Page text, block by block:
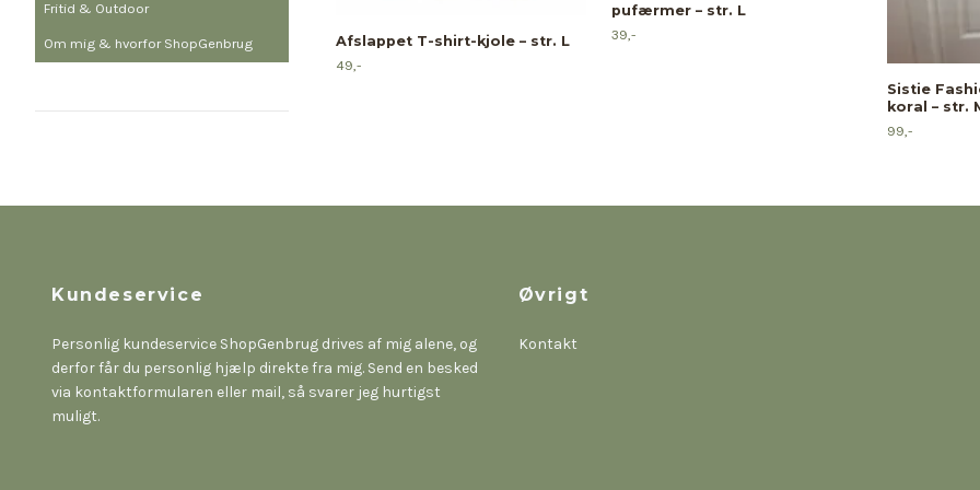
Fritid & Outdoor
Om mig & hvorfor ShopGenbrug
Afslappet T-shirt-kjole – str. L
49,-
pufærmer – str. L
39,-
Sistie
koral – str.
99,-
Kundeservice
Personlig kundeservice ShopGenbrug drives af mig alene, og
derfor får du personlig hjælp direkte fra mig. Send en besked
via kontaktformularen eller mail, så svarer jeg hurtigst
muligt.
Øvrigt
Kontakt